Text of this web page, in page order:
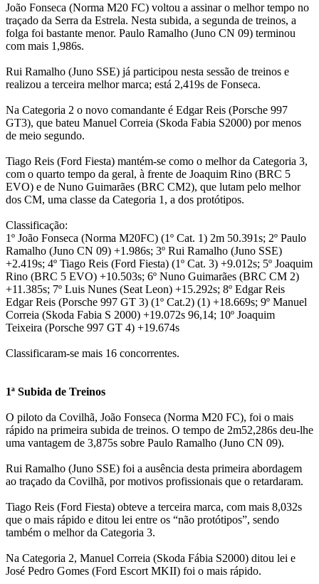
João Fonseca (Norma M20 FC) voltou a assinar o melhor tempo no
traçado da Serra da Estrela. Nesta subida, a segunda de treinos, a
folga foi bastante menor. Paulo Ramalho (Juno CN 09) terminou
com mais 1,986s.
Rui Ramalho (Juno SSE) já participou nesta sessão de treinos e
realizou a terceira melhor marca; está 2,419s de Fonseca.
Na Categoria 2 o novo comandante é Edgar Reis (Porsche 997
GT3), que bateu Manuel Correia (Skoda Fabia S2000) por menos
de meio segundo.
Tiago Reis (Ford Fiesta) mantém-se como o melhor da Categoria 3,
com o quarto tempo da geral, à frente de Joaquim Rino (BRC 5
EVO) e de Nuno Guimarães (BRC CM2), que lutam pelo melhor
dos CM, uma classe da Categoria 1, a dos protótipos.
Classificação:
1º João Fonseca (Norma M20FC) (1º Cat. 1) 2m 50.391s; 2º Paulo
Ramalho (Juno CN 09) +1.986s; 3º Rui Ramalho (Juno SSE)
+2.419s; 4º Tiago Reis (Ford Fiesta) (1º Cat. 3) +9.012s; 5º Joaquim
Rino (BRC 5 EVO) +10.503s; 6º Nuno Guimarães (BRC CM 2)
+11.385s; 7º Luis Nunes (Seat Leon) +15.292s; 8º Edgar Reis
Edgar Reis (Porsche 997 GT 3) (1º Cat.2) (1) +18.669s; 9º Manuel
Correia (Skoda Fabia S 2000) +19.072s 96,14; 10º Joaquim
Teixeira (Porsche 997 GT 4) +19.674s
Classificaram-se mais 16 concorrentes.
1ª Subida de Treinos
O piloto da Covilhã, João Fonseca (Norma M20 FC), foi o mais
rápido na primeira subida de treinos. O tempo de 2m52,286s deu-lhe
uma vantagem de 3,875s sobre Paulo Ramalho (Juno CN 09).
Rui Ramalho (Juno SSE) foi a ausência desta primeira abordagem
ao traçado da Covilhã, por motivos profissionais que o retardaram.
Tiago Reis (Ford Fiesta) obteve a terceira marca, com mais 8,032s
que o mais rápido e ditou lei entre os “não protótipos”, sendo
também o melhor da Categoria 3.
Na Categoria 2, Manuel Correia (Skoda Fábia S2000) ditou lei e
José Pedro Gomes (Ford Escort MKII) foi o mais rápido.